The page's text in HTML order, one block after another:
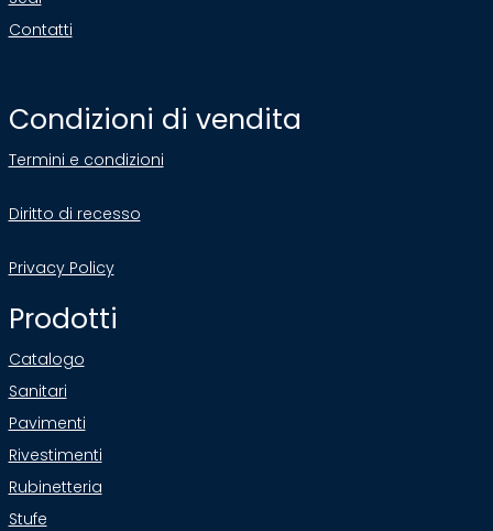
Contatti
Condizioni di vendita
Termini e condizioni
Diritto di recesso
Privacy Policy
Prodotti
Catalogo
Sanitari
Pavimenti
Rivestimenti
Rubinetteria
Stufe